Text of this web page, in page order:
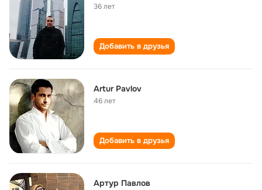
36 лет
Добавить в друзья
Artur Pavlov
46 лет
Добавить в друзья
Артур Павлов